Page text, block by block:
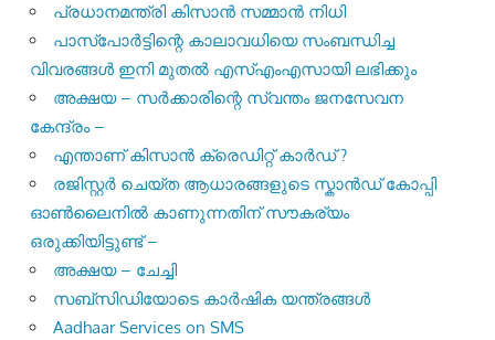
പ്രധാനമന്ത്രി കിസാന്‍ സമ്മാന്‍ നിധി
പാസ്‌പോര്‍ട്ടിന്റെ കാലാവധിയെ സംബന്ധിച്ച
വിവരങ്ങള്‍ ഇനി മുതല്‍ എസ്എംഎസായി ലഭിക്കും
അക്ഷയ – സർക്കാരിന്റെ സ്വന്തം ജനസേവന
കേന്ദ്രം –
എന്താണ് കിസാൻ ക്രെഡിറ്റ് കാർഡ് ?
രജിസ്റ്റര്‍ ചെയ്ത ആധാരങ്ങളുടെ സ്കാന്‍ഡ് കോപ്പി
ഓണ്‍ലൈനില്‍ കാണുന്നതിന് സൗകര്യം
ഒരുക്കിയിട്ടുണ്ട് –
അക്ഷയ – ചേച്ചി
സബ്സിഡിയോടെ കാർഷിക യന്ത്രങ്ങൾ
Aadhaar Services on SMS